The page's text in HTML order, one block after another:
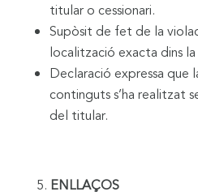
titular o cessionari.
Supòsit de fet de la
localització exacta dins
Declaració expressa que
continguts s’ha realitzat
del titular.
ENLLAÇOS